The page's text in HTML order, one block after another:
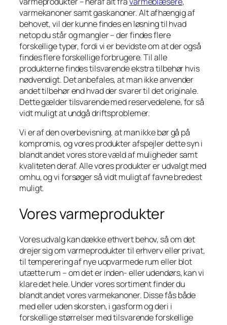
varmekanoner samt gaskanoner. Alt afhængig af
behovet, vil der kunne findes en løsning til hvad
netop du står og mangler – der findes flere
forskellige typer, fordi vi er bevidste om at der også
findes flere forskellige forbrugere. Til alle
produkterne findes tilsvarende ekstra tilbehør hvis
nødvendigt. Det anbefales, at man ikke anvender
andet tilbehør end hvad der svarer til det originale.
Dette gælder tilsvarende med reservedelene, for så
vidt muligt at undgå driftsproblemer.
Vi er af den overbevisning, at man ikke bør gå på
kompromis, og vores produkter afspejler dette syn i
blandt andet vores store væld af muligheder samt
kvaliteten deraf. Alle vores produkter er udvalgt med
omhu, og vi forsøger så vidt muligt af favne bredest
muligt.
Vores varmeprodukter
Vores udvalg kan dække ethvert behov, så om det
drejer sig om varmeprodukter til erhverv eller privat,
til temperering af nye uopvarmede rum eller blot
utætte rum – om det er inden- eller udendørs, kan vi
klare det hele. Under vores sortiment finder du
blandt andet vores varmekanoner. Disse fås både
med eller uden skorsten, i gasform og deri i
forskellige størrelser med tilsvarende forskellige